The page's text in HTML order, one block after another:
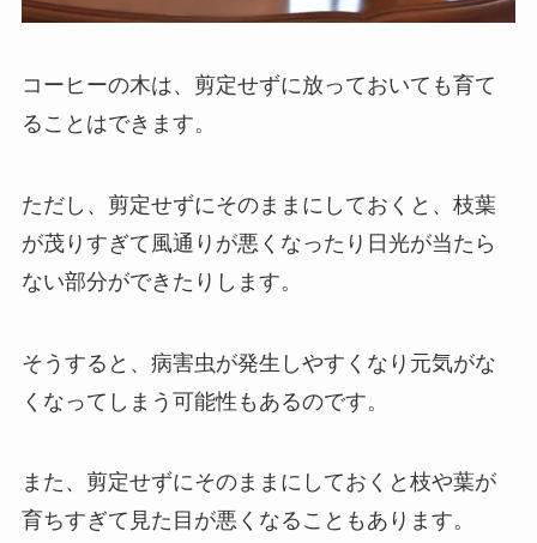
コーヒーの木は、剪定せずに放っておいても育て
ることはできます。
ただし、剪定せずにそのままにしておくと、枝葉
が茂りすぎて風通りが悪くなったり日光が当たら
ない部分ができたりします。
そうすると、 病害虫が発生しやすくなり元気がな
くなってしまう可能性もあるのです。
また、剪定せずにそのままにしておくと枝や葉が
育ちすぎて見た目が悪くなることもあります。